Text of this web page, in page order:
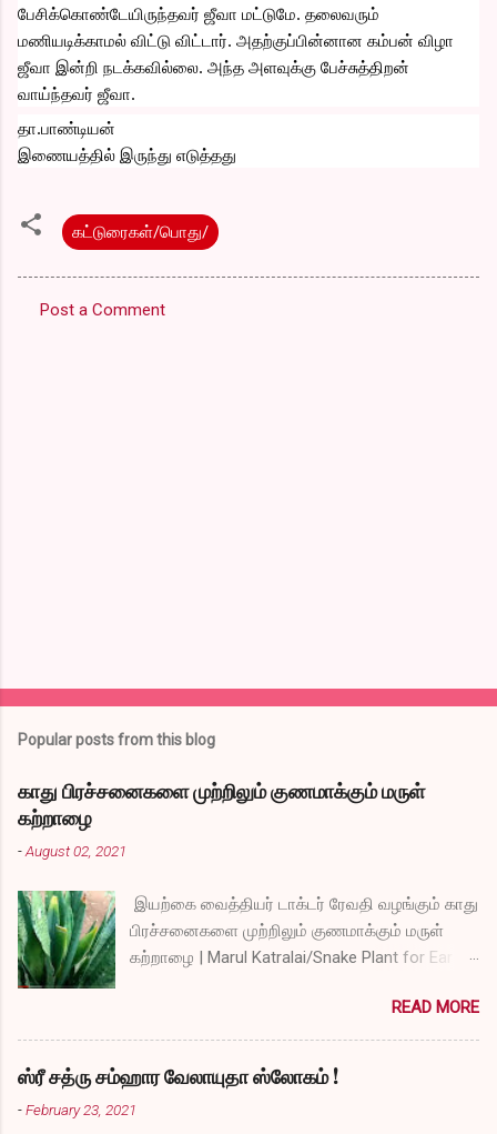
பேசிக்கொண்டேயிருந்தவர் ஜீவா மட்டுமே. தலைவரும்
மணியடிக்காமல் விட்டு விட்டார். அதற்குப்பின்னான கம்பன் விழா
ஜீவா இன்றி நடக்கவில்லை. அந்த அளவுக்கு பேச்சுத்திறன்
வாய்ந்தவர் ஜீவா.
தா.பாண்டியன்
இணையத்தில் இருந்து எடுத்தது
கட்டுரைகள்/பொது/
Post a Comment
Popular posts from this blog
காது பிரச்சனைகளை முற்றிலும் குணமாக்கும் மருள்
கற்றாழை
-August 02, 2021
இயற்கை வைத்தியர் டாக்டர் ரேவதி வழங்கும் காது
பிரச்சனைகளை முற்றிலும் குணமாக்கும் மருள்
கற்றாழை | Marul Katralai/Snake Plant for Ear
READ MORE
ஸ்ரீ சத்ரு சம்ஹார வேலாயுதா ஸ்லோகம் !
-February 23, 2021